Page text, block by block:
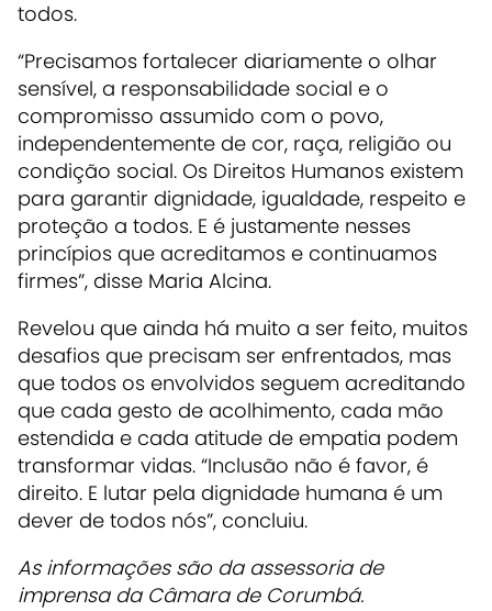
todos.
“Precisamos fortalecer diariamente o olhar
sensível, a responsabilidade social e o
compromisso assumido com o povo,
independentemente de cor, raça, religião ou
condição social. Os Direitos Humanos existem
para garantir dignidade, igualdade, respeito e
proteção a todos. E é justamente nesses
princípios que acreditamos e continuamos
firmes”, disse Maria Alcina.
Revelou que ainda há muito a ser feito, muitos
desafios que precisam ser enfrentados, mas
que todos os envolvidos seguem acreditando
que cada gesto de acolhimento, cada mão
estendida e cada atitude de empatia podem
transformar vidas. “Inclusão não é favor, é
direito. E lutar pela dignidade humana é um
dever de todos nós”, concluiu.
As informações são da assessoria de
imprensa da Câmara de Corumbá.